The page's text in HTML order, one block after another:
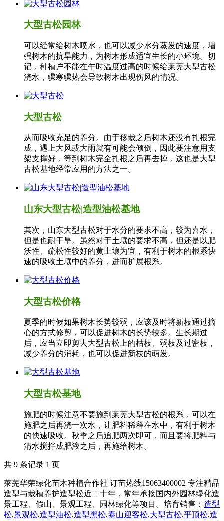
大型古松园林
可以经常给树木喷水，也可以减少水分蒸发的速度，增
强树木的抗旱能力，为树木形成适宜生长的小环境。切
记，种植户不能在午时温度过高的时候给莱芜大型古松
浇水，骤寒骤热会导致树木出现伤风的情况。
大型古松
从而吸收充足的养分。由于移栽之后树木还没有扎根完
成，遇上大风或大雨就有可能会倾倒，因此要注意用支
架支撑好，等到树木完全扎根之后再去掉，这也是大型
古松基地经常应用的方法之一。
山东大型古松|造型油松基地
其次，山东大型古松对于水分的要求不高，较为喜水，
但是也耐干旱。虽然对于土壤的要求不高，但还是以肥
沃性、疏松性较好的黄土壤为宜，有利于树木的根系快
速的吸收土壤中的养分，进而扩展根系。
大型古松价格
夏季的时候如果树木长势较弱，应该及时将新枝通过摘
心的方式修剪，可以促进树木的长势较多。生长期过
后，应当立即剪去大型古松上的枯枝、弱枝及过密枝，
减少养分的消耗，也可以促进新枝的萌发。
大型古松基地
施肥的时候注意不要施到莱芜大型古松的根系，可以在
施肥之后再浇一次水，让肥料稀释在水中，有利于树木
的快速吸收。秋季之后追肥两次即可，而且要将肥料与
清水搅拌成肥液之后，再施给树木。
共 9 条记录 1 页
莱芜华荣绿化苗木种植合作社 订苗热线15063400002 专注精品
造型与栽植养护造型松近二十年，常年承接国内外园林绿化造
景工程、假山、景观工程、园林绿化等项目。培育销售： 造型
松,景观松,造型油松,造型黑松,泰山迎客松,大型古松,平顶松,造